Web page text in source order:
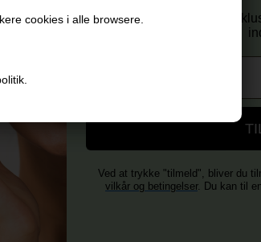
cookies i alle browsere.
Vi er E-mærket - Din
Og modtag nyheder,
Ved at trykke "tilmeld", bliver du
vilkår og betingelser. Du kan til